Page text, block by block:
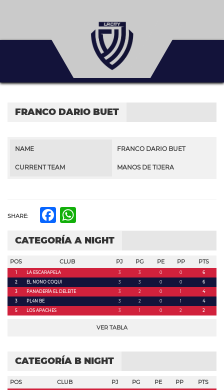
FRANCO DARIO BUET
NAME FRANCO DARIO BUET
CURRENT TEAM MANOS DE TIJERA
SHARE: Facebook
CATEGORÍA A NIGHT
POS CLUB PJ PG PE PP PTS
1 LA ESCARAPELA 3 3 0 0
6
2
EL NONO COQUI 3 3 0 0
6
3
PANADERÍA EL DELEITE 3 2 0 1
4
3
PL4N BE 3 2 0 1
4
5
LOS APACHES 3 1 0 2 2
VER TABLA
CATEGORÍA B NIGHT
POS CLUB PJ PG PE PP PTS